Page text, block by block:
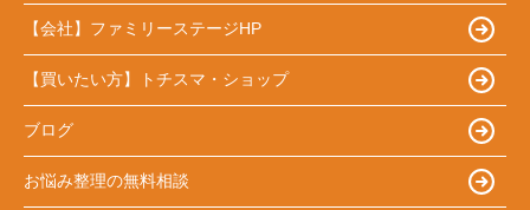
【会社】ファミリーステージHP
【買いたい方】トチスマ・ショップ
ブログ
お悩み整理の無料相談